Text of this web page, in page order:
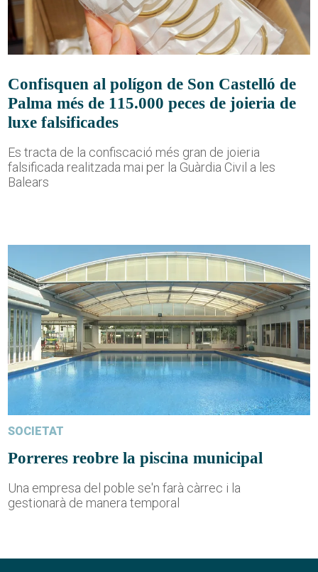
Confisquen al polígon de Son Castelló de
Palma més de 115.000 peces de joieria de
luxe falsificades
Es tracta de la confiscació més gran de joieria
falsificada realitzada mai per la Guàrdia Civil a les
Balears
SOCIETAT
Porreres reobre la piscina municipal
Una empresa del poble se'n farà càrrec i la
gestionarà de manera temporal